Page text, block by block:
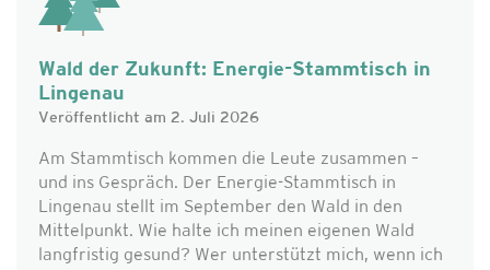
Wald der Zukunft: Energie-Stammtisch in
Lingenau
Veröffentlicht am 2. Juli 2026
Am Stammtisch kommen die Leute zusammen –
und ins Gespräch. Der Energie-Stammtisch in
Lingenau stellt im September den Wald in den
Mittelpunkt. Wie halte ich meinen eigenen Wald
langfristig gesund? Wer unterstützt mich, wenn ich